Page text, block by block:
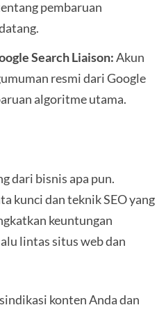
pembaruan
Search Liaison:Akun
resmi dari Google
algoritme utama.
dari bisnis apa pun.
kunci dan teknik SEO yang
keuntungan
lintas situs web dan
konten Anda dan